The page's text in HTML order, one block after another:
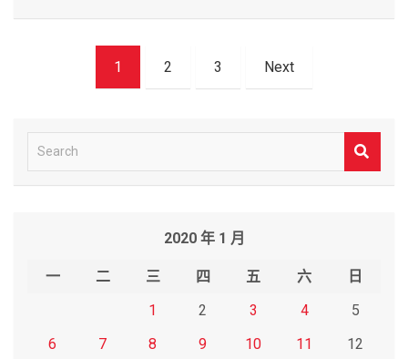
1 2 3 Next
e
2020 年 1 月
一 二 三 四 五 六
日
1
2 3 4
5
6
7 8 9 10 11
12